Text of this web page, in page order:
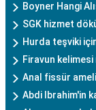
Boyner Hangi
SGK hizmet
Hurda teşviki
Firavun
Anal fissür
Abdi Ibrahim'in